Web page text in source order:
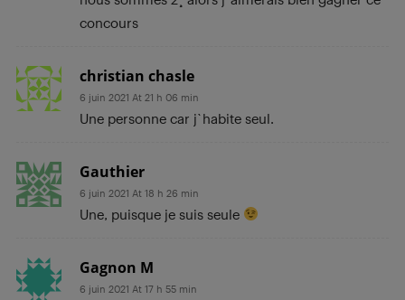
concours
christian chasle
6 juin 2021 At 21 h 06 min
Une personne car j`habite seul.
Gauthier
6 juin 2021 At 18 h 26 min
Une, puisque je suis seule
Gagnon M
6 juin 2021 At 17 h 55 min